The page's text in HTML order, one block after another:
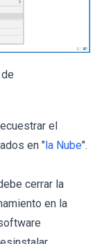
el
en "la Nube".
cerrar la
en la